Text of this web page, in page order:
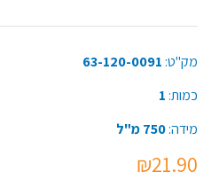
מק"ט: 63-120-0091
כמות: 1
מידה:750 מ"ל
₪21.90